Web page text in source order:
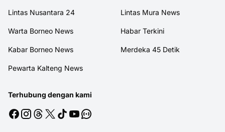
Lintas Nusantara 24 Lintas Mura News
Warta Borneo News Habar Terkini
Kabar Borneo News Merdeka 45 Detik
Pewarta Kalteng News
Terhubung dengan kami